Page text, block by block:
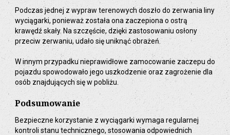
Podczas jednej z wypraw terenowych doszło do zerwania liny
wyciągarki, ponieważ została ona zaczepiona o ostrą
krawędź skały. Na szczęście, dzięki zastosowaniu osłony
przeciw zerwaniu, udało się uniknąć obrażeń.
W innym przypadku nieprawidłowe zamocowanie zaczepu do
pojazdu spowodowało jego uszkodzenie oraz zagrożenie dla
osób znajdujących się w pobliżu.
Podsumowanie
Bezpieczne korzystanie z wyciągarki wymaga regularnej
kontroli stanu technicznego, stosowania odpowiednich